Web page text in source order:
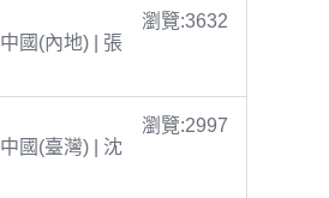
瀏覽:3632
中國(內地) | 張
瀏覽:2997
中國(臺灣) | 沈